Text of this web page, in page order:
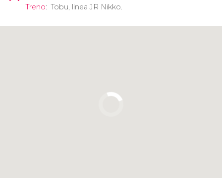
Treno: Tobu, linea JR Nikko.